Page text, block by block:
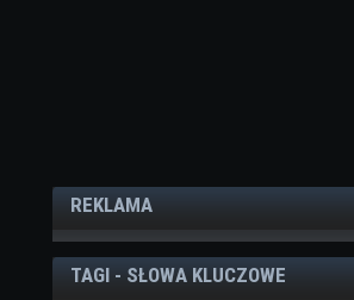
REKLAMA
TAGI - SŁOWA KLUCZOWE